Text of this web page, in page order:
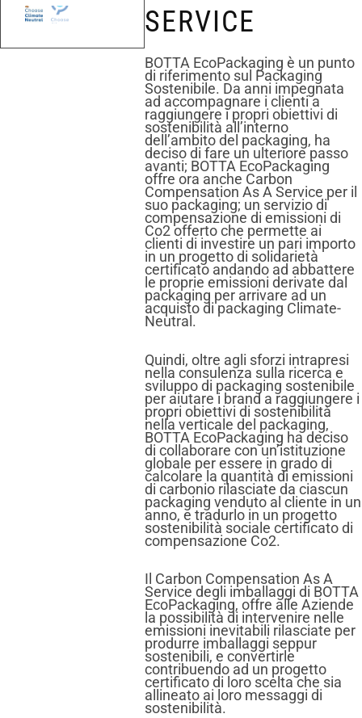
SERVICE
BOTTA EcoPackaging è un punto
di riferimento sul Packaging
Sostenibile. Da anni impegnata
ad accompagnare i clienti a
raggiungere i propri obiettivi di
sostenibilità all’interno
dell’ambito del packaging, ha
deciso di fare un ulteriore passo
avanti; BOTTA EcoPackaging
offre ora anche Carbon
Compensation As A Service per il
suo packaging; un servizio di
compensazione di emissioni di
Co2 offerto che permette ai
clienti di investire un pari importo
in un progetto di solidarietà
certificato andando ad abbattere
le proprie emissioni derivate dal
packaging per arrivare ad un
acquisto di packaging Climate-
Neutral.
Quindi, oltre agli sforzi intrapresi
nella consulenza sulla ricerca e
sviluppo di packaging sostenibile
per aiutare i brand a raggiungere i
propri obiettivi di sostenibilità
nella verticale del packaging,
BOTTA EcoPackaging ha deciso
di collaborare con un’istituzione
globale per essere in grado di
calcolare la quantità di emissioni
di carbonio rilasciate da ciascun
packaging venduto al cliente in un
anno, e tradurlo in un progetto
sostenibilità sociale certificato di
compensazione Co2.
Il Carbon Compensation As A
Service degli imballaggi di BOTTA
EcoPackaging, offre alle Aziende
la possibilità di intervenire nelle
emissioni inevitabili rilasciate per
produrre imballaggi seppur
sostenibili, e convertirle
contribuendo ad un progetto
certificato di loro scelta che sia
allineato ai loro messaggi di
sostenibilità.